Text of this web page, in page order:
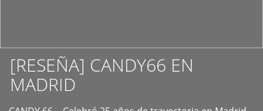
[RESEÑA] CANDY66 EN
MADRID